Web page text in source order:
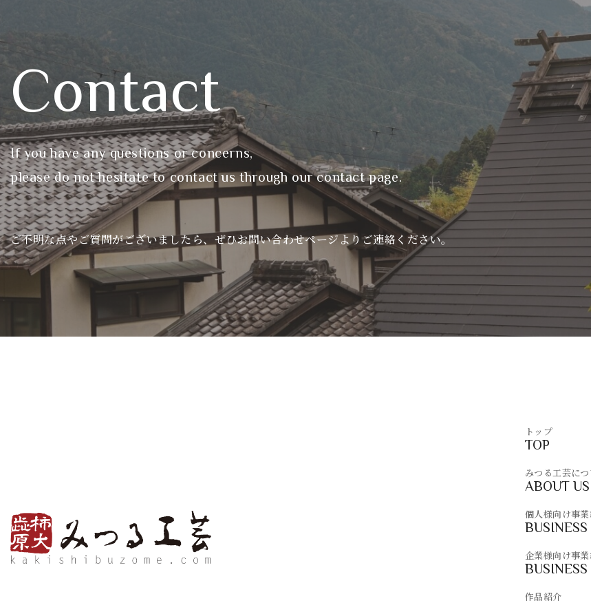
Contact
If you have any questions or concerns,
please do not hesitate to contact us through our contact page.
ご不明な点やご質問がございましたら、ぜひお問い合わせページよりご連絡ください。
トップ
TOP
みつる工芸に
ABOUT US
個人様向け事
企業様向け事
作品紹介